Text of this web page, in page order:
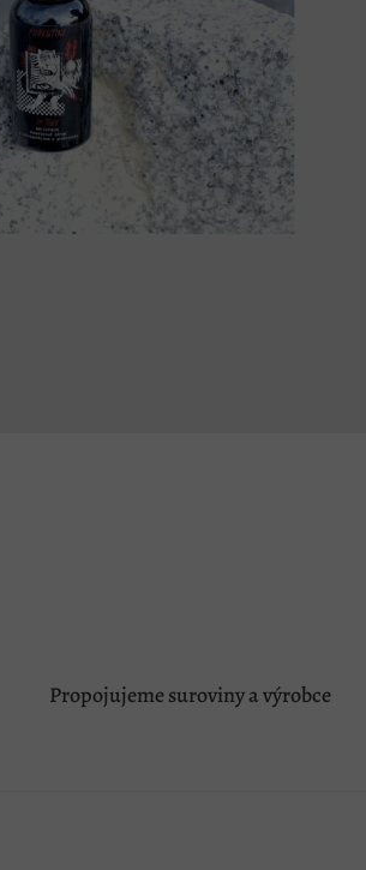
Propojujeme suroviny a výrobce